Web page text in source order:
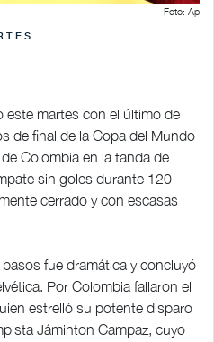
Foto: Ap
este martes con el último de
de final de la Copa del Mundo
Colombia en la tanda de
sin goles durante 120
cerrado y con escasas
fue dramática y concluyó
Por Colombia fallaron el
estrelló su potente disparo
Jáminton Campaz, cuyo